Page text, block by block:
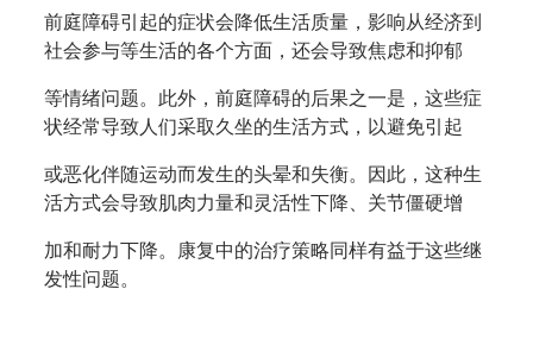
前庭障碍引起的症状会降低生活质量，影响从经济到
社会参与等生活的各个方面，还会导致焦虑和抑郁
等情绪问题。此外，前庭障碍的后果之一是，这些症
状经常导致人们采取久坐的生活方式，以避免引起
或恶化伴随运动而发生的头晕和失衡。因此，这种生
活方式会导致肌肉力量和灵活性下降、关节僵硬增
加和耐力下降。康复中的治疗策略同样有益于这些继
发性问题。